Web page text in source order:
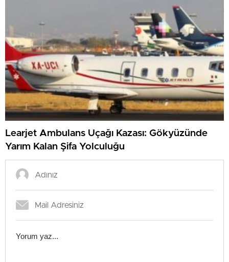
Learjet Ambulans Uçağı Kazası: Gökyüzünde
Yarım Kalan Şifa Yolculuğu